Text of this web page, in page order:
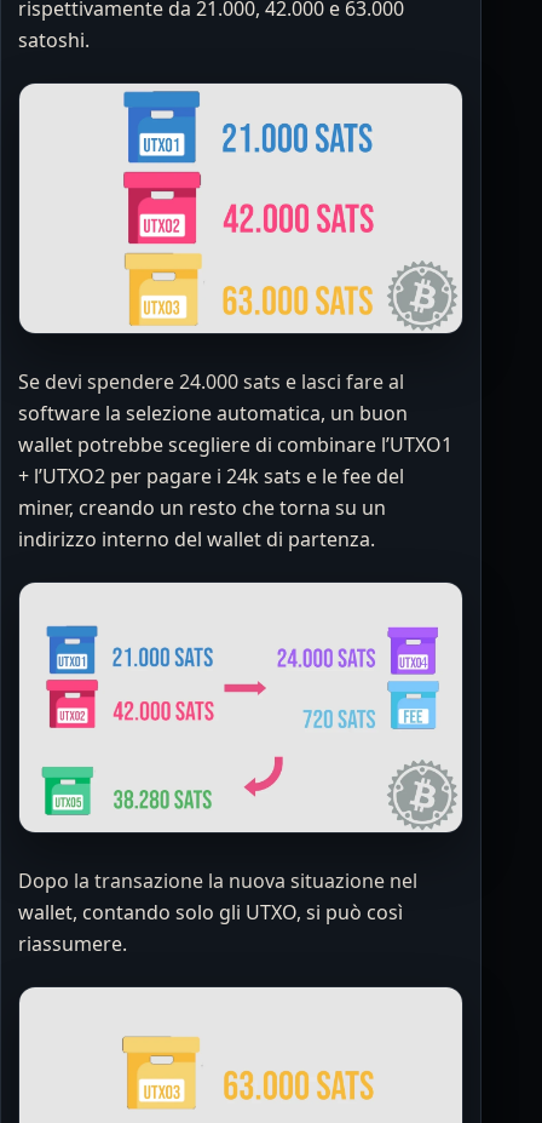
rispettivamente da 21.000, 42.000 e 63.000
satoshi.
Se devi spendere 24.000 sats e lasci fare al
software la selezione automatica, un buon
wallet potrebbe scegliere di combinare l’UTXO1
+ l’UTXO2 per pagare i 24k sats e le fee del
miner, creando un resto che torna su un
indirizzo interno del wallet di partenza.
Dopo la transazione la nuova situazione nel
wallet, contando solo gli UTXO, si può così
riassumere.